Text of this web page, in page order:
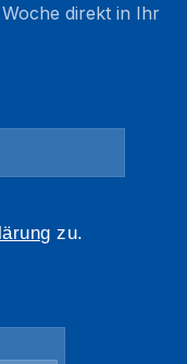
direkt in Ihr